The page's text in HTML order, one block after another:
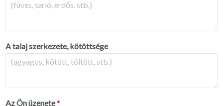
A talaj szerkezete, kötöttsége
Az Ön üzenete*